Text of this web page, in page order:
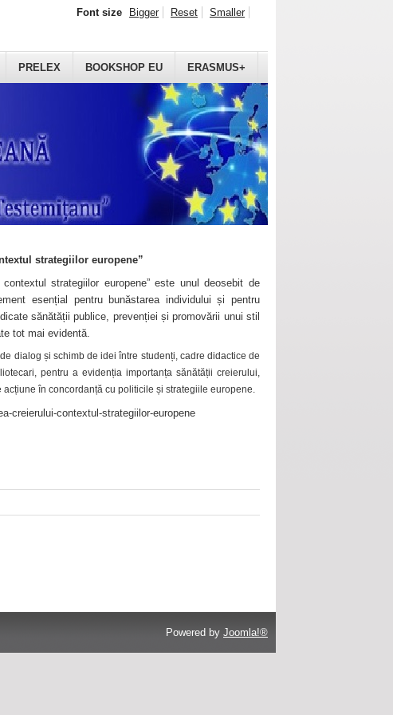
PRELEX BOOKSHOP EU ERASMUS+
Font size Bigger Reset Smaller
strategiilor europene”
strategiilor europene” este unul deosebit de
esențial pentru bunăstarea individului și pentru
sănătății publice, prevenției și promovării unui stil
tot mai evidentă.
dialog și schimb de idei între studenți, cadre didactice de
pentru a evidenția importanța sănătății creierului,
în concordanță cu politicile și strategiile europene.
creierului-contextul-strategiilor-europene
Powered by Joomla!®